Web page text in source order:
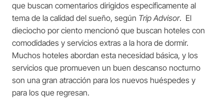
que buscan comentarios dirigidos específicamente al
tema de la calidad del sueño, según Trip Advisor. El
dieciocho por ciento mencionó que buscan hoteles con
comodidades y servicios extras a la hora de dormir.
Muchos hoteles abordan esta necesidad básica, y los
servicios que promueven un buen descanso nocturno
son una gran atracción para los nuevos huéspedes y
para los que regresan.